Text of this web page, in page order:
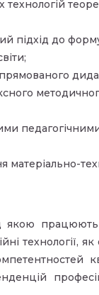
підхід до
якою працюють
технології,